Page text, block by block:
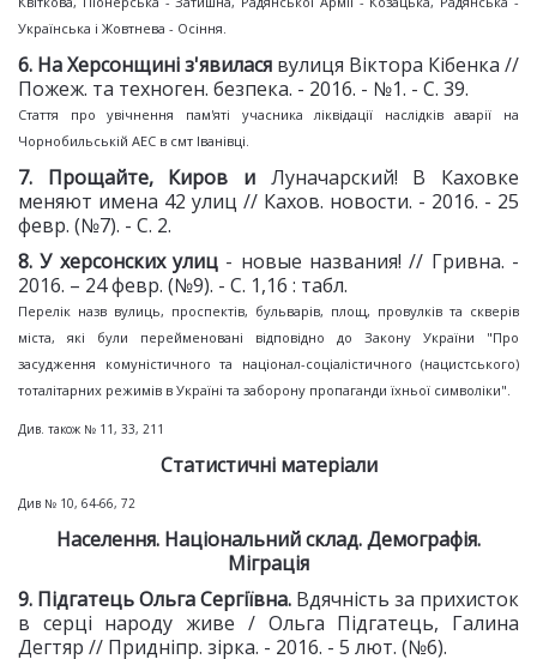
Українська і Жовтнева - Осіння.
6. На Херсонщині з'явилася вулиця Віктора Кібенка //
Пожеж. та техноген. безпека. - 2016. - №1. - С. 39.
Стаття про увічнення пам'яті учасника ліквідації наслідків аварії на
Чорнобильській АЕС в смт Іванівці.
7. Прощайте, Киров и Луначарский! В Каховке
меняют имена 42 улиц // Кахов. новости. - 2016. - 25
февр. (№7). - С. 2.
8. У херсонских улиц - новые названия! // Гривна. -
2016. – 24 февр. (№9). - С. 1,16 : табл.
Перелік назв вулиць, проспектів, бульварів, площ, провулків та скверів
міста, які були перейменовані відповідно до Закону України "Про
засудження комуністичного та націонал-соціалістичного (нацистського)
тоталітарних режимів в Україні та заборону пропаганди їхньої символіки".
Див. також № 11, 33, 211
Статистичні матеріали
Див № 10, 64-66, 72
Населення. Національний склад. Демографія.
Міграція
9. Підгатець Ольга Сергіївна. Вдячність за прихисток
в серці народу живе / Ольга Підгатець, Галина
Дегтяр // Придніпр. зірка. - 2016. - 5 лют. (№6).